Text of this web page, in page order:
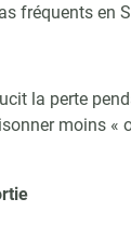
fréquents en
la perte
moins «